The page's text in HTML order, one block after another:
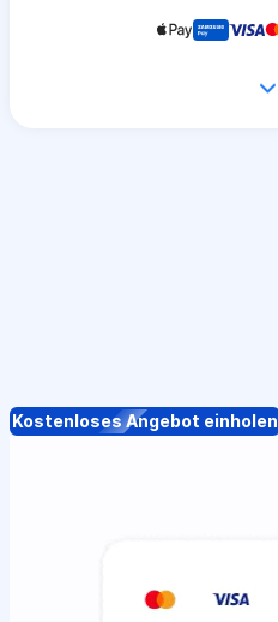
Kostenloses Angebot einholen